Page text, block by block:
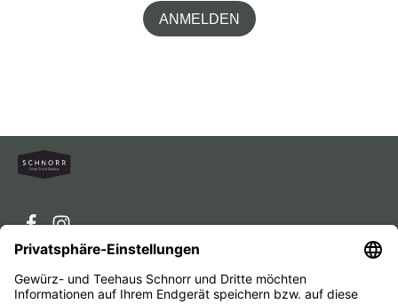
ANMELDEN
Service-Hotline